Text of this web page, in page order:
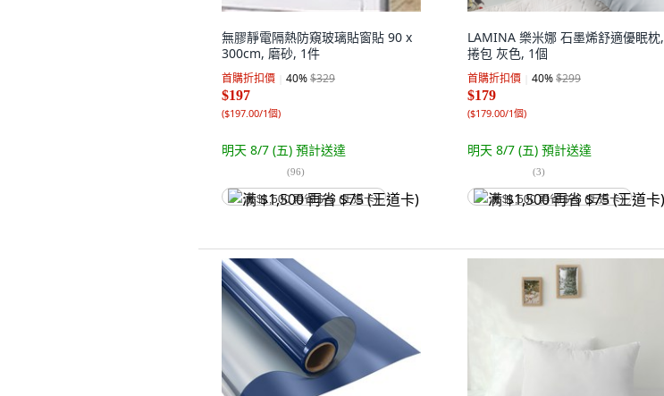
無膠靜電隔熱防窺玻璃貼窗貼 90 x
300cm, 磨砂, 1件
首購折扣價 40%$329
$197
($197.00/1個)
明天 8/7 (五) 預計送達
(96)
满 $1,500 再省 $75 (王道卡)
LAMINA 樂米娜 石墨烯舒適優眠枕,
捲包 灰色, 1個
首購折扣價 40%$299
$179
($179.00/1個)
明天 8/7 (五) 預計送達
(3)
满 $1,500 再省 $75 (王道卡)